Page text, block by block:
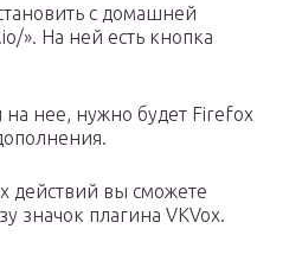
с домашней
». На ней есть кнопка
на нее, нужно будет Firefox
действий вы сможете
значок плагина VKVox.